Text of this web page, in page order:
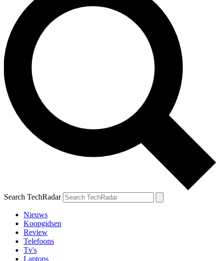
Search TechRadar
Nieuws
Koopgidsen
Review
Telefoons
Tv's
Laptops